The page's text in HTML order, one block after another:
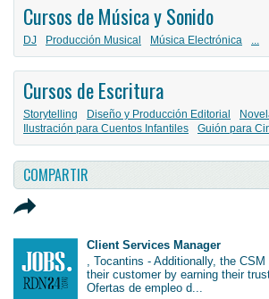
Cursos de Música y Sonido
DJ Producción Musical Música Electrónica ...
Cursos de Escritura
Storytelling Diseño y Producción Editorial
Ilustración para Cuentos Infantiles
Guión para
COMPARTIR
Client Services Manager
, Tocantins - Additionally, the
their customer by earning their
Ofertas de empleo d...